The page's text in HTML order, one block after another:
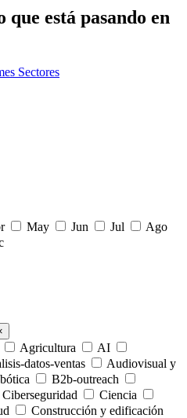
está pasando en
Sectores
May Jun Jul
Ago
Agricultura
AI
datos-ventas
Audiovisual y
B2b-outreach
Ciberseguridad
Ciencia
Construcción y edificación